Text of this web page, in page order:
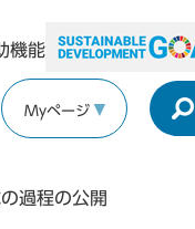
機能
Myページ
過程の公開